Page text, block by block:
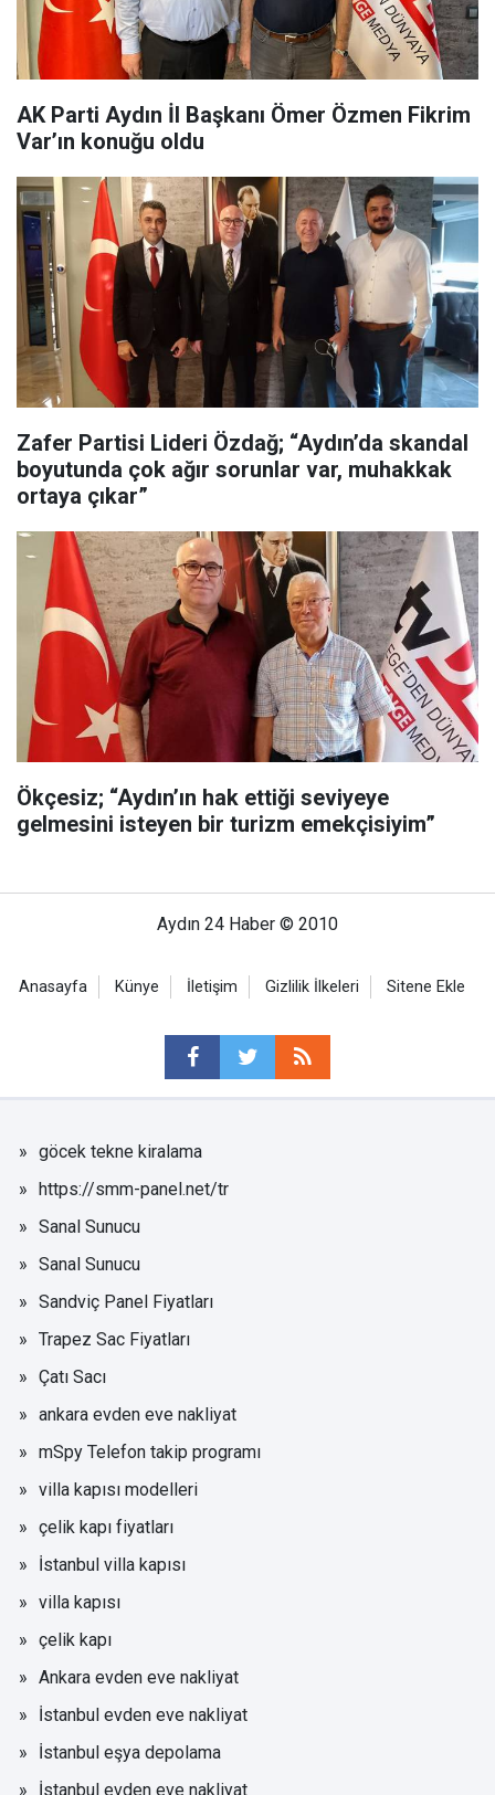
AK Parti Aydın İl Başkanı Ömer Özmen Fikrim
Var’ın konuğu oldu
Zafer Partisi Lideri Özdağ; “Aydın’da skandal
boyutunda çok ağır sorunlar var, muhakkak
ortaya çıkar”
Ökçesiz; “Aydın’ın hak ettiği seviyeye
gelmesini isteyen bir turizm emekçisiyim”
Aydın 24 Haber © 2010
Anasayfa Künye İletişim Gizlilik İlkeleri Sitene Ekle
göcek tekne kiralama
https://smm-panel.net/tr
Sanal Sunucu
Sanal Sunucu
Sandviç Panel Fiyatları
Trapez Sac Fiyatları
Çatı Sacı
ankara evden eve nakliyat
mSpy Telefon takip programı
villa kapısı modelleri
çelik kapı fiyatları
İstanbul villa kapısı
villa kapısı
çelik kapı
Ankara evden eve nakliyat
İstanbul evden eve nakliyat
İstanbul eşya depolama
İstanbul evden eve nakliyat